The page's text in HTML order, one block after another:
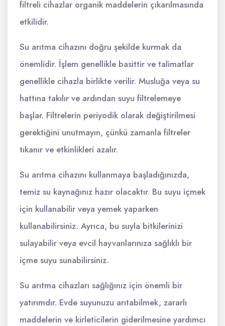
filtreli cihazlar organik maddelerin çıkarılmasında
etkilidir.
Su arıtma cihazını doğru şekilde kurmak da
önemlidir. İşlem genellikle basittir ve talimatlar
genellikle cihazla birlikte verilir. Musluğa veya su
hattına takılır ve ardından suyu filtrelemeye
başlar. Filtrelerin periyodik olarak değiştirilmesi
gerektiğini unutmayın, çünkü zamanla filtreler
tıkanır ve etkinlikleri azalır.
Su arıtma cihazını kullanmaya başladığınızda,
temiz su kaynağınız hazır olacaktır. Bu suyu içmek
için kullanabilir veya yemek yaparken
kullanabilirsiniz. Ayrıca, bu suyla bitkilerinizi
sulayabilir veya evcil hayvanlarınıza sağlıklı bir
içme suyu sunabilirsiniz.
Su arıtma cihazları sağlığınız için önemli bir
yatırımdır. Evde suyunuzu arıtabilmek, zararlı
maddelerin ve kirleticilerin giderilmesine yardımcı